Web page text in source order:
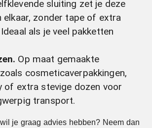
sluiting zet je deze
elkaar, zonder tape of extra
als je veel pakketten
Op maat gemaakte
cosmeticaverpakkingen,
of extra stevige dozen voor
transport.
je graag advies hebben? Neem dan